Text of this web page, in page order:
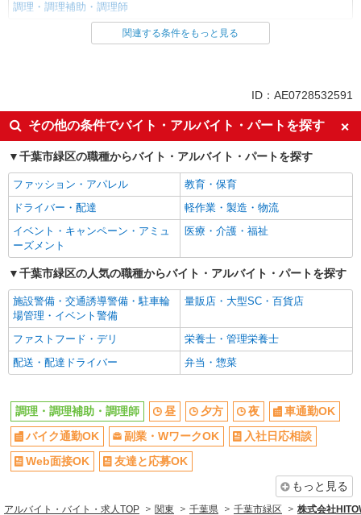
調理・調理補助・調理師
同じ雇用形態から誉田駅の求人を探す
昼
夕方
夜
車通勤OK
バイク通勤OK
副業・WワークOK
入社日応相談
Web面接OK
友達と応募OK
職場見学OKまたは説明会あり
未経験歓迎
経験者・有資格者歓迎
新卒・第二新卒歓迎
女性活躍中
主婦・主夫歓迎
フリーター歓迎
学歴不問
ブランクOK
ミドル（40代～）活躍中
エルダー（50代～）活躍中
シニア（60代～）活躍中
ボーナス・賞与あり
昇給あり
時間固定シフト制
時間や曜日が選べる・シフト自由
禁煙・分煙
交通費支給
社会保険あり
家賃補助・住宅手当有
まかない・食事補助
産休・育休取得実績あり
退職金・財形貯蓄制度あり
ティブなど）あり
関連する条件をもっと見る
ID：AE0728532591
その他の条件でバイト・アルバイト・パートを探す
千葉市緑区の職種からバイト・アルバイト・パートを探す
ファッション・アパレル
教育・保育
ドライバー・配達
軽作業・製造・物流
イベント・キャンペーン・アミュ
ーズメント
医療・介護・福祉
千葉市緑区の人気の職種からバイト・アルバイト・パートを探す
施設警備・交通誘導警備・駐車輪
場管理・イベント警備
量販店・大型SC・百貨店
ファストフード・デリ
栄養士・管理栄養士
配送・配達ドライバー
弁当・惣菜
調理・調理補助・調理師 昼 夕方 夜
車通勤OK
バイク通勤OK
副業・WワークOK
入社日応相談
Web面接OK
友達と応募OK
もっと見る
アルバイト・バイト・求人TOP 関東 千葉県 千葉市緑区 株式会社